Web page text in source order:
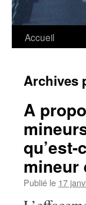
Accueil
Archives
A
mineur
Publié le 17